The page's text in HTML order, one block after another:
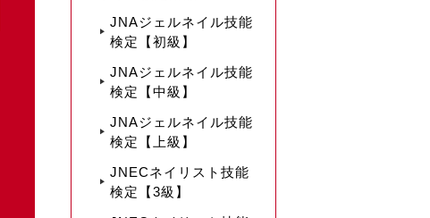
JNAジェルネイル技能
検定【初級】
JNAジェルネイル技能
検定【中級】
JNAジェルネイル技能
検定【上級】
JNECネイリスト技能
検定【3級】